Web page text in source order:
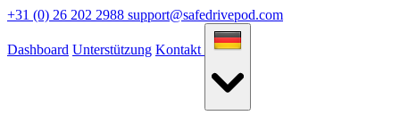
+31 (0) 26 202 2988 support@safedrivepod.com
Dashboard Unterstützung Kontakt